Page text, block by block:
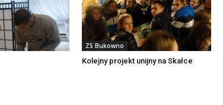
ZS Bukowno
Kolejny projekt unijny na Skałce